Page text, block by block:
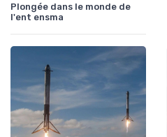
Plongée dans le monde de
l'ent ensma